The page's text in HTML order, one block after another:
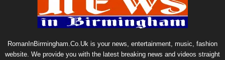
RomanInBirmingham.Co.Uk is your news, entertainment, music, fashion
website. We provide you with the latest breaking news and videos straight